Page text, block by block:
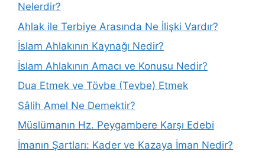
Nelerdir?
Ahlak ile Terbiye Arasında Ne İlişki Vardır?
İslam Ahlakının Kaynağı Nedir?
İslam Ahlakının Amacı ve Konusu Nedir?
Dua Etmek ve Tövbe (Tevbe) Etmek
Sâlih Amel Ne Demektir?
Müslümanın Hz. Peygambere Karşı Edebi
İmanın Şartları: Kader ve Kazaya İman Nedir?